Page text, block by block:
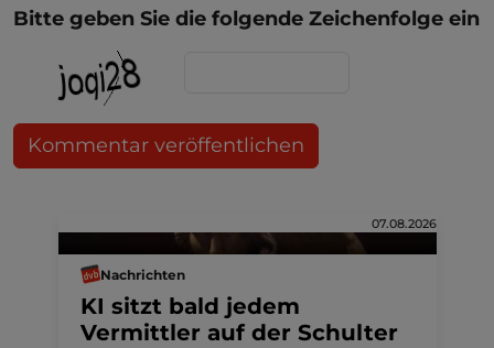
Bitte geben Sie die folgende Zeichenfolge ein
Kommentar veröffentlichen
07.08.2026
Nachrichten
KI sitzt bald jedem
Vermittler auf der Schulter